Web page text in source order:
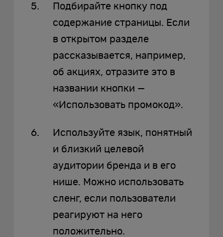
Подбирайте кнопку под
содержание страницы. Если
в открытом разделе
рассказывается, например,
об акциях, отразите это в
названии кнопки —
«Использовать промокод».
Используйте язык, понятный
и близкий целевой
аудитории бренда и в его
нише. Можно использовать
сленг, если пользователи
реагируют на него
положительно.